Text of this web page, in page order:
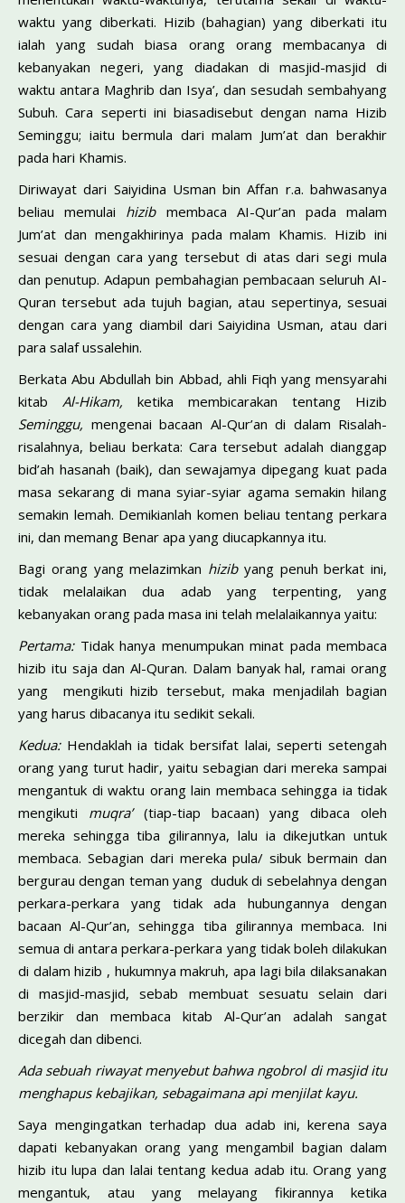
waktu yang diberkati. Hizib (bahagian) yang diberkati itu
ialah yang sudah biasa orang orang membacanya di
kebanyakan negeri, yang diadakan di masjid-masjid di
waktu antara Maghrib dan Isya’, dan sesudah sembahyang
Subuh. Cara seperti ini biasadisebut dengan nama Hizib
Seminggu; iaitu bermula dari malam Jum’at dan berakhir
pada hari Khamis.
Diriwayat dari Saiyidina Usman bin Affan r.a. bahwasanya
beliau memulai hizib membaca AI-Qur’an pada malam
Jum’at dan mengakhirinya pada malam Khamis. Hizib ini
sesuai dengan cara yang tersebut di atas dari segi mula
dan penutup. Adapun pembahagian pembacaan seluruh AI-
Quran tersebut ada tujuh bagian, atau sepertinya, sesuai
dengan cara yang diambil dari Saiyidina Usman, atau dari
para salaf ussalehin.
Berkata Abu Abdullah bin Abbad, ahli Fiqh yang mensyarahi
kitab Al-Hikam, ketika membicarakan tentang Hizib
Seminggu, mengenai bacaan Al-Qur’an di dalam Risalah-
risalahnya, beliau berkata: Cara tersebut adalah dianggap
bid’ah hasanah (baik), dan sewajamya dipegang kuat pada
masa sekarang di mana syiar-syiar agama semakin hilang
semakin lemah. Demikianlah komen beliau tentang perkara
ini, dan memang Benar apa yang diucapkannya itu.
Bagi orang yang melazimkan hizib yang penuh berkat ini,
tidak melalaikan dua adab yang terpenting, yang
kebanyakan orang pada masa ini telah melalaikannya yaitu:
Pertama: Tidak hanya menumpukan minat pada membaca
hizib itu saja dan Al-Quran. Dalam banyak hal, ramai orang
yang mengikuti hizib tersebut, maka menjadilah bagian
yang harus dibacanya itu sedikit sekali.
Kedua: Hendaklah ia tidak bersifat lalai, seperti setengah
orang yang turut hadir, yaitu sebagian dari mereka sampai
mengantuk di waktu orang lain membaca sehingga ia tidak
mengikuti muqra’ (tiap-tiap bacaan) yang dibaca oleh
mereka sehingga tiba gilirannya, lalu ia dikejutkan untuk
membaca. Sebagian dari mereka pula/ sibuk bermain dan
bergurau dengan teman yang duduk di sebelahnya dengan
perkara-perkara yang tidak ada hubungannya dengan
bacaan Al-Qur’an, sehingga tiba gilirannya membaca. Ini
semua di antara perkara-perkara yang tidak boleh dilakukan
di dalam hizib , hukumnya makruh, apa lagi bila dilaksanakan
di masjid-masjid, sebab membuat sesuatu selain dari
berzikir dan membaca kitab Al-Qur’an adalah sangat
dicegah dan dibenci.
Ada sebuah riwayat menyebut bahwa ngobrol di masjid itu
menghapus kebajikan, sebagaimana api menjilat kayu.
Saya mengingatkan terhadap dua adab ini, kerena saya
dapati kebanyakan orang yang mengambil bagian dalam
hizib itu lupa dan lalai tentang kedua adab itu. Orang yang
mengantuk, atau yang melayang fikirannya ketika